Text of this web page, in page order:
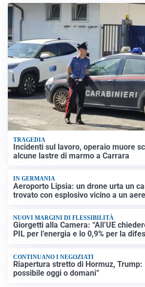
TRAGEDIA
Incidenti sul lavoro, operaio muore
alcune lastre di marmo a Carrara
IN GERMANIA
Aeroporto Lipsia: un drone urta un
trovato con esplosivo vicino a un
NUOVI MARGINI DI FLESSIBILITÀ
Giorgetti alla Camera: “All’UE
PIL per l’energia e lo 0,9% per la
CONTINUANO I NEGOZIATI
Riapertura stretto di Hormuz, Trump:
possibile oggi o domani”